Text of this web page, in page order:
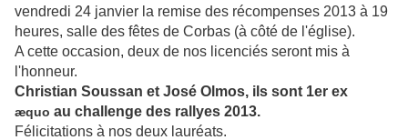
vendredi 24 janvier la remise des récompenses 2013 à 19
heures, salle des fêtes de Corbas (à côté de l'église).
A cette occasion, deux de nos licenciés seront mis à
l'honneur.
Christian Soussan et José Olmos, ils sont 1er ex
æquo au challenge des rallyes 2013.
Félicitations à nos deux lauréats.